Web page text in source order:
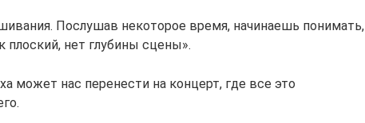
Послушав некоторое время, начинаешь понимать,
плоский, нет глубины сцены».
может нас перенести на концерт, где все это